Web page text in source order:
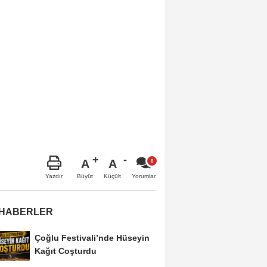
Yazdır
A
Büyüt
A
Küçült Yorumlar
Çoğlu Festivali’nde Hüseyin
Kağıt Coşturdu